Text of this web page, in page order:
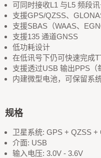
可同时接收L1 与L5 频段讯
支援GPS/QZSS、
支援SBAS（WAAS、
支援135 通道GNSS
低功耗设计
在低讯号下仍可快速完成
支援透过USB 输出PPS（
内建微型电池，可保留系
规格
卫星系统: GPS + QZSS
介面: USB
输入电压: 3.0V - 3.6V